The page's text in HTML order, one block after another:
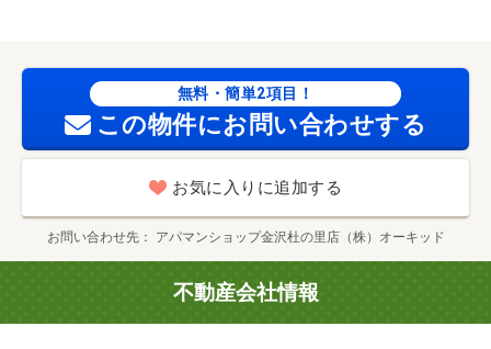
無料・簡単2項目！
この物件にお問い合わせする
お気に入りに追加する
お問い合わせ先 アパマンショップ金沢杜の里店（株）オーキッド
不動産会社情報